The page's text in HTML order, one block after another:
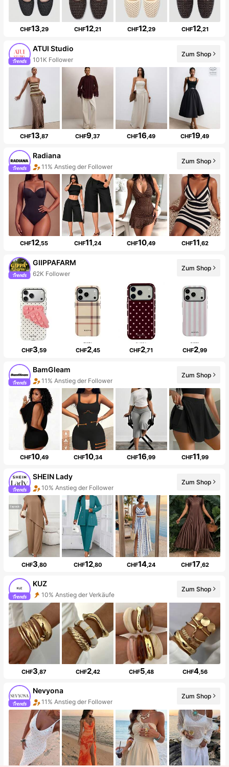
CHF13,29 CHF12,21 CHF12,29 CHF12,21
ATUI Studio
101K Follower
Zum Shop
CHF13,87 CHF9,37 CHF16,49 CHF19,49
Radiana
11% Anstieg der Follower
Zum Shop
CHF12,55 CHF11,24 CHF10,49 CHF11,62
GIIPPAFARM
62K Follower
Zum Shop
CHF3,59 CHF2,45 CHF2,71 CHF2,99
BamGleam
11% Anstieg der Follower
Zum Shop
CHF10,49 CHF10,34 CHF16,99 CHF11,99
SHEIN Lady
10% Anstieg der Follower
Zum Shop
CHF3 ,80 CHF12,80 CHF14 ,24 CHF17,62
KUZ
10% Anstieg der Verkäufe
Zum Shop
CHF3 ,87 CHF2,42 CHF5 ,48 CHF4,56
Nevyona
11% Anstieg der Follower
Zum Shop